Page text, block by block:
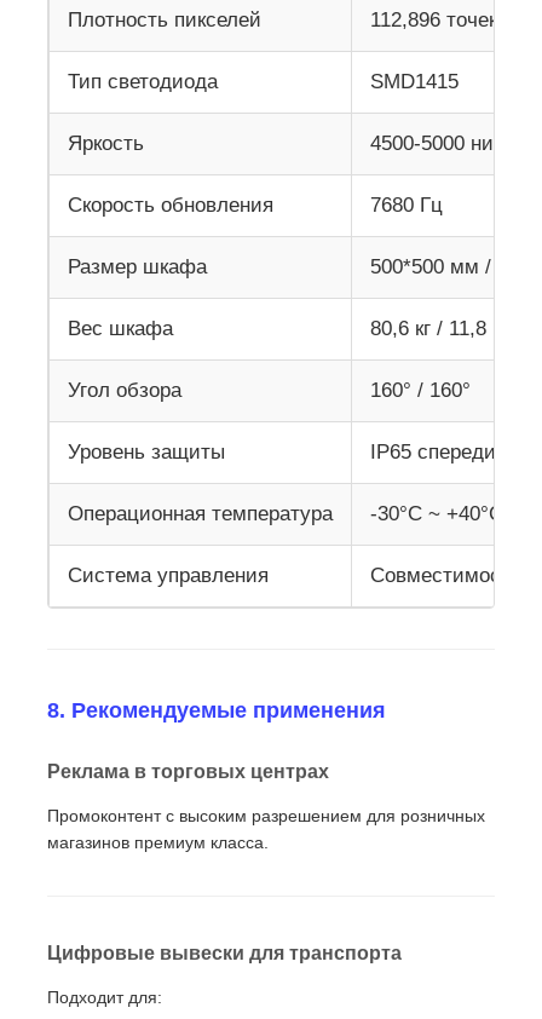
Плотность пикселей 112,896 точек/м2
Тип светодиода SMD1415
Яркость 4500-5000 нит
Скорость обновления 7680 Гц
Размер шкафа 500*500 мм /
Вес шкафа 80,6 кг / 11,8 кг
Угол обзора 160° / 160°
Уровень защиты IP65 спереди и
Операционная температура -30°C ~ +40°C
Система управления Совместимость
8. Рекомендуемые применения
Реклама в торговых центрах
Промоконтент с высоким разрешением для розничных
магазинов премиум класса.
Цифровые вывески для транспорта
Подходит для: